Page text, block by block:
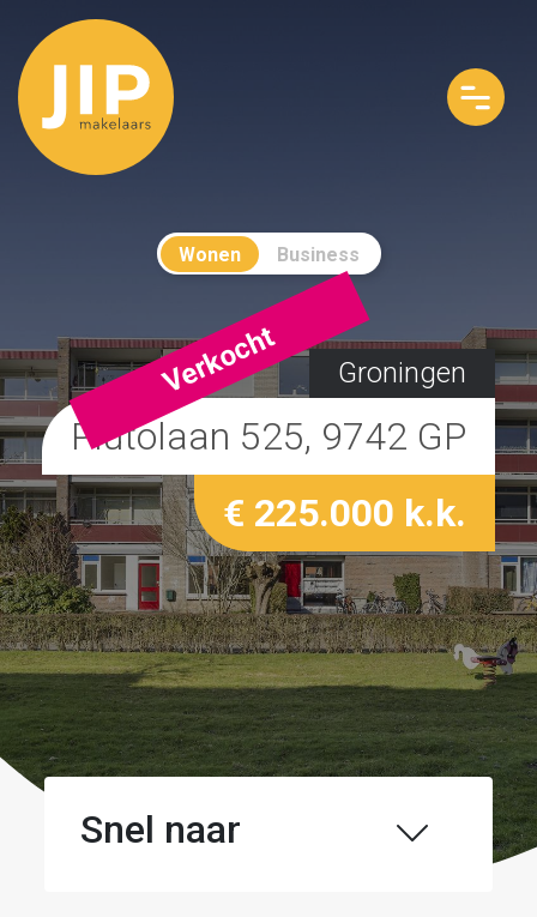
Wonen Business
Groningen
Verkocht
Plutolaan 525, 9742 GP
€ 225.000 k.k.
Snel naar